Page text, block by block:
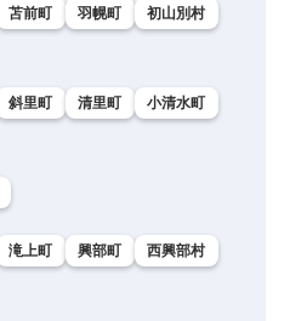
苫前町 羽幌町
初山別村
斜里町 清里町
小清水町
滝上町 興部町
西興部村